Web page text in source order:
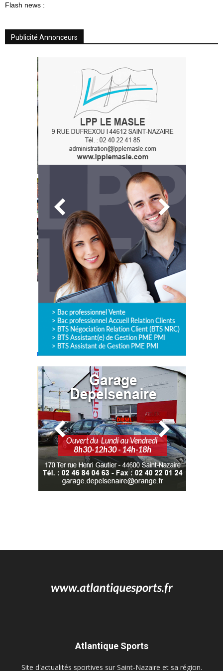
Flash news :
Publicité Annonceurs
Atlantique Sports
Site d'actualités sportives sur Saint-Nazaire et sa région.